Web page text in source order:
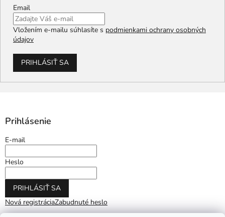
Email
Vložením e-mailu súhlasíte s podmienkami ochrany osobných
údajov
PRIHLÁSIŤ SA
Prihlásenie
E-mail
Heslo
PRIHLÁSIŤ SA
Nová registráciaZabudnuté heslo